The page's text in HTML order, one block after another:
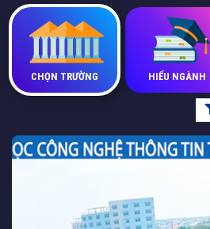
HIỂU NGÀNH
CHỌN TRƯỜNG